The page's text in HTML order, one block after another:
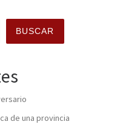
BUSCAR
de una provincia